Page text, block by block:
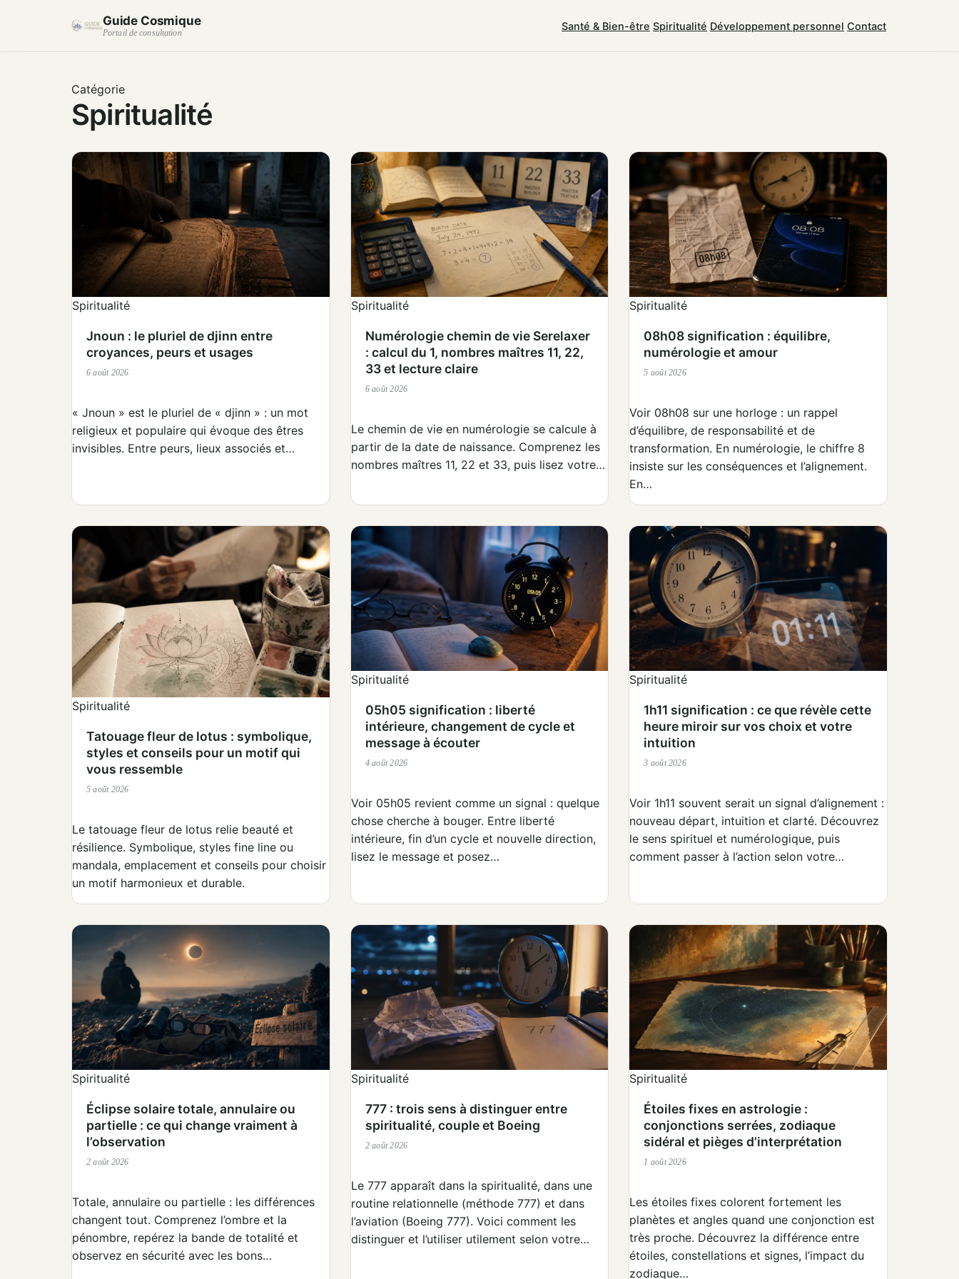
Guide Cosmique
Portail de consultation
Santé & Bien-être Spiritualité Développement personnel Contact
Catégorie
Spiritualité
Spiritualité
Jnoun : le pluriel de djinn entre
croyances, peurs et usages
6 août 2026
« Jnoun » est le pluriel de « djinn » : un mot
religieux et populaire qui évoque des êtres
invisibles. Entre peurs, lieux associés et…
Spiritualité
Numérologie chemin de vie Serelaxer
: calcul du 1, nombres maîtres 11, 22,
33 et lecture claire
6 août 2026
Le chemin de vie en numérologie se calcule à
partir de la date de naissance. Comprenez les
nombres maîtres 11, 22 et 33, puis lisez votre…
Spiritualité
08h08 signification : équilibre,
numérologie et amour
5 août 2026
Voir 08h08 sur une horloge : un rappel
d’équilibre, de responsabilité et de
transformation. En numérologie, le chiffre 8
insiste sur les conséquences et l’alignement.
En…
Spiritualité
Tatouage fleur de lotus : symbolique,
styles et conseils pour un motif qui
vous ressemble
5 août 2026
Le tatouage fleur de lotus relie beauté et
résilience. Symbolique, styles fine line ou
mandala, emplacement et conseils pour choisir
un motif harmonieux et durable.
Spiritualité
05h05 signification : liberté
intérieure, changement de cycle et
message à écouter
4 août 2026
Voir 05h05 revient comme un signal : quelque
chose cherche à bouger. Entre liberté
intérieure, fin d’un cycle et nouvelle direction,
lisez le message et posez…
Spiritualité
1h11 signification : ce que révèle cette
heure miroir sur vos choix et votre
intuition
3 août 2026
Voir 1h11 souvent serait un signal d’alignement :
nouveau départ, intuition et clarté. Découvrez
le sens spirituel et numérologique, puis
comment passer à l’action selon votre…
Spiritualité
Éclipse solaire totale, annulaire ou
partielle : ce qui change vraiment à
l’observation
2 août 2026
Totale, annulaire ou partielle : les différences
changent tout. Comprenez l’ombre et la
pénombre, repérez la bande de totalité et
observez en sécurité avec les bons…
Spiritualité
777 : trois sens à distinguer entre
spiritualité, couple et Boeing
2 août 2026
Le 777 apparaît dans la spiritualité, dans une
routine relationnelle (méthode 777) et dans
l’aviation (Boeing 777). Voici comment les
distinguer et l’utiliser utilement selon votre…
Spiritualité
Étoiles fixes en astrologie :
conjonctions serrées, zodiaque
sidéral et pièges d’interprétation
1 août 2026
Les étoiles fixes colorent fortement les
planètes et angles quand une conjonction est
très proche. Découvrez la différence entre
étoiles, constellations et signes, l’impact du
zodiaque…